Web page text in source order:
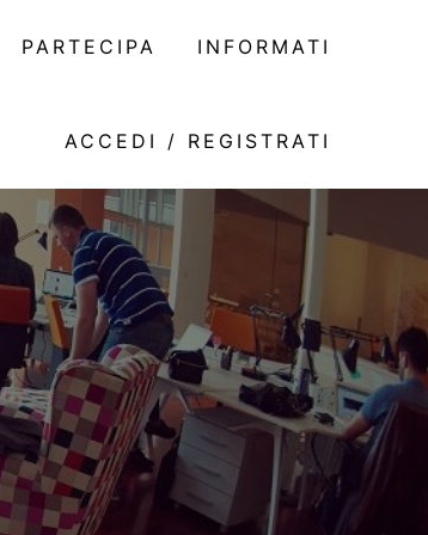
PARTECIPA INFORMATI
ACCEDI / REGISTRATI